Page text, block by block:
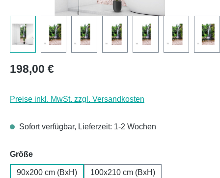
Regulärer Preis:
198,00 €
Preise inkl. MwSt. zzgl. Versandkosten
Sofort verfügbar, Lieferzeit: 1-2 Wochen
Größeauswählen
90x200 cm (BxH)
100x210 cm (BxH)